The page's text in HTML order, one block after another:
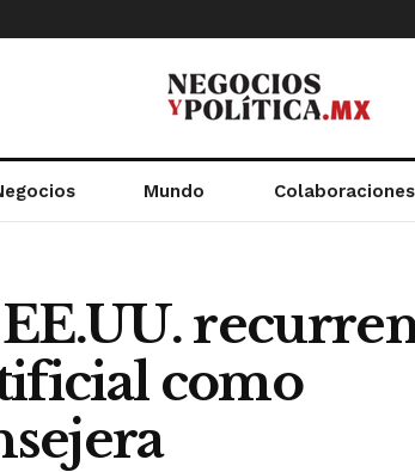
Mundo Colaboraciones
como